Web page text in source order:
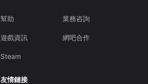
幫助
遊戲資訊
Steam
業務咨詢
網吧合作
友情鏈接